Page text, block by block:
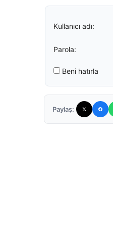
Kullanıcı adı:
Parola:
Beni hatırla
Paylaş: